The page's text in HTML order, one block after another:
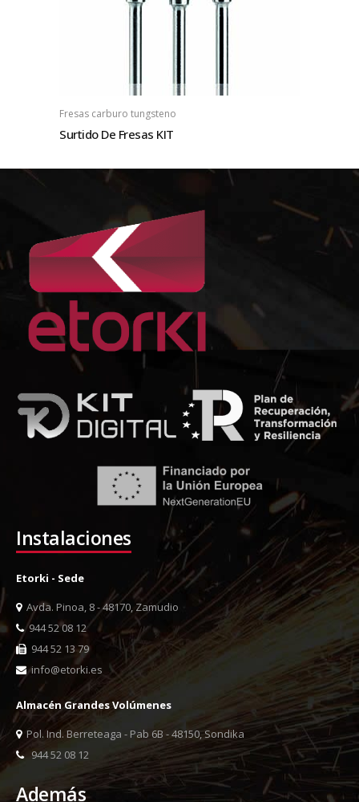
Fresas carburo tungsteno
Surtido De Fresas KIT
Instalaciones
Etorki - Sede
Avda. Pinoa, 8 - 48170, Zamudio
944 52 08 12
944 52 13 79
info@etorki.es
Almacén Grandes Volúmenes
Pol. Ind. Berreteaga - Pab 6B - 48150, Sondika
944 52 08 12
Además